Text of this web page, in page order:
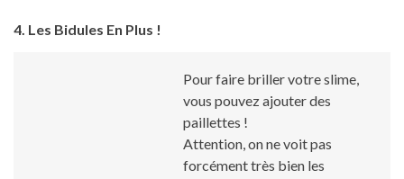
4. Les Bidules En Plus !
Pour faire briller votre slime,
vous pouvez ajouter des
paillettes !
Attention, on ne voit pas
forcément très bien les